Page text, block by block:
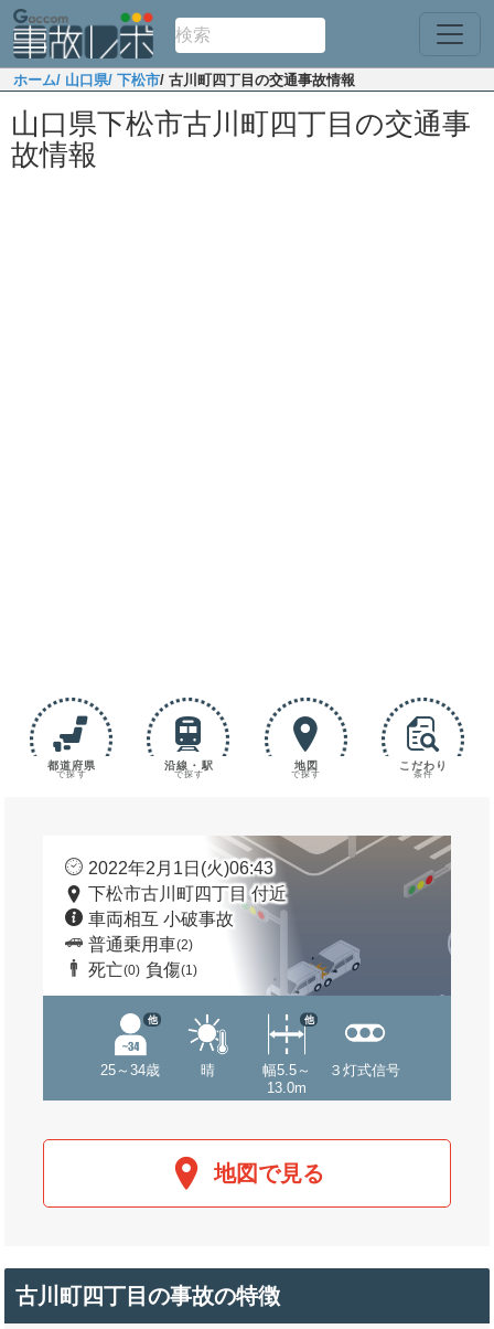
ホーム/ 山口県/ 下松市/ 古川町四丁目の交通事故情報
山口県下松市古川町四丁目の交通事
故情報
都道府県
で探す
沿線・駅
で探す
地図
で探す
こだわり
条件
2022年2月1日(火)06:43
下松市古川町四丁目 付近
車両相互 小破事故
普通乗用車(2)
死亡(0) 負傷(1)
25～34歳
他
晴
幅5.5～
13.0m
他
３灯式信号
地図で見る
古川町四丁目の事故の特徴